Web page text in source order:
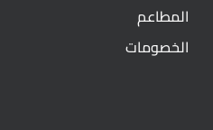
المطاعم
الخصومات